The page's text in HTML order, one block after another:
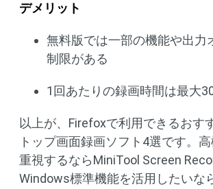
デメリット
無料版では一部の機能や出力
制限がある
1回あたりの録画時間は最大
以上が、Firefoxで利用できるおす
トップ画面録画ソフト4選です。
重視するならMiniTool Screen
Windows標準機能を活用したいな